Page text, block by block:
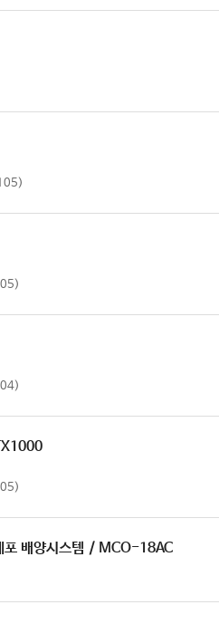
배양시스템 / MCO-18AC